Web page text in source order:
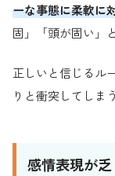
ーな事態に柔軟に
固」「頭が固い」
正しいと信じるル
りと衝突してしま
感情表現が